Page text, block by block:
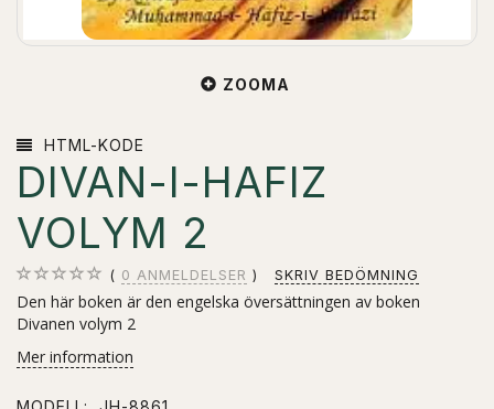
ZOOMA
HTML-KODE
DIVAN-I-HAFIZ
VOLYM 2
0 ANMELDELSER SKRIV BEDÖMNING
Den här boken är den engelska översättningen av boken
Divanen volym 2
Mer information